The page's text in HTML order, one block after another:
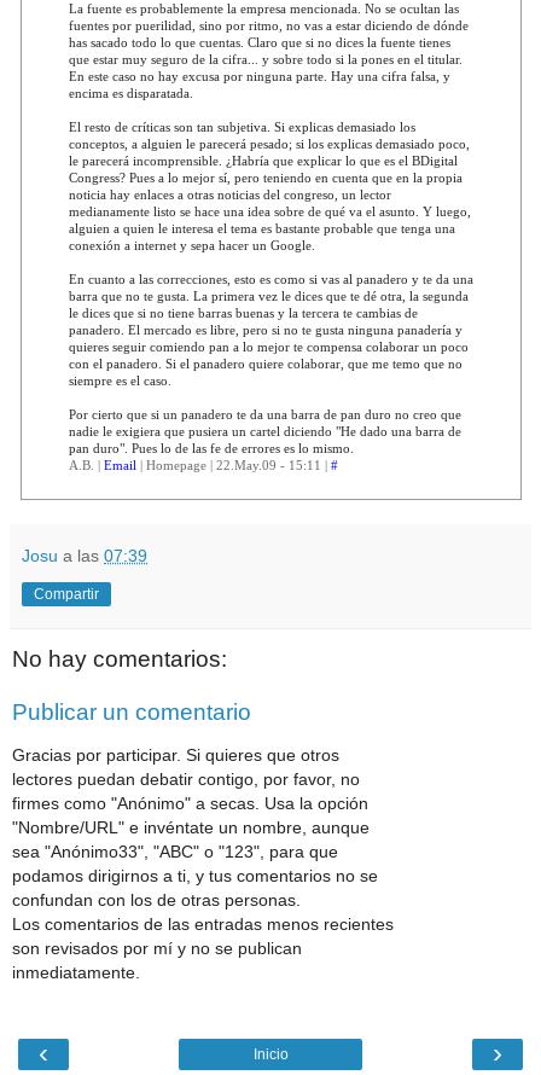
La fuente es probablemente la empresa mencionada. No se ocultan las
fuentes por puerilidad, sino por ritmo, no vas a estar diciendo de dónde
has sacado todo lo que cuentas. Claro que si no dices la fuente tienes
que estar muy seguro de la cifra... y sobre todo si la pones en el titular.
En este caso no hay excusa por ninguna parte. Hay una cifra falsa, y
encima es disparatada.
El resto de críticas son tan subjetiva. Si explicas demasiado los
conceptos, a alguien le parecerá pesado; si los explicas demasiado poco,
le parecerá incomprensible. ¿Habría que explicar lo que es el BDigital
Congress? Pues a lo mejor sí, pero teniendo en cuenta que en la propia
noticia hay enlaces a otras noticias del congreso, un lector
medianamente listo se hace una idea sobre de qué va el asunto. Y luego,
alguien a quien le interesa el tema es bastante probable que tenga una
conexión a internet y sepa hacer un Google.
En cuanto a las correcciones, esto es como si vas al panadero y te da una
barra que no te gusta. La primera vez le dices que te dé otra, la segunda
le dices que si no tiene barras buenas y la tercera te cambias de
panadero. El mercado es libre, pero si no te gusta ninguna panadería y
quieres seguir comiendo pan a lo mejor te compensa colaborar un poco
con el panadero. Si el panadero quiere colaborar, que me temo que no
siempre es el caso.
Por cierto que si un panadero te da una barra de pan duro no creo que
nadie le exigiera que pusiera un cartel diciendo "He dado una barra de
pan duro". Pues lo de las fe de errores es lo mismo.
A.B. | Email| Homepage | 22.May.09 - 15:11 | #
Josu a las 07:39
Compartir
No hay comentarios:
Publicar un comentario
Gracias por participar. Si quieres que otros
lectores puedan debatir contigo, por favor, no
firmes como "Anónimo" a secas. Usa la opción
"Nombre/URL" e invéntate un nombre, aunque
sea "Anónimo33", "ABC" o "123", para que
podamos dirigirnos a ti, y tus comentarios no se
confundan con los de otras personas.
Los comentarios de las entradas menos recientes
son revisados por mí y no se publican
inmediatamente.
‹ ›
Inicio